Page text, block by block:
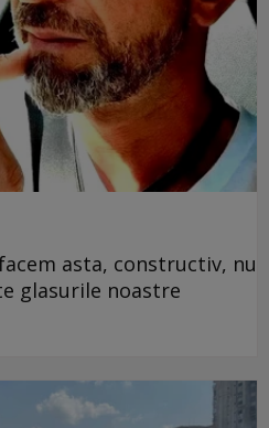
asta, constructiv, nu
glasurile noastre